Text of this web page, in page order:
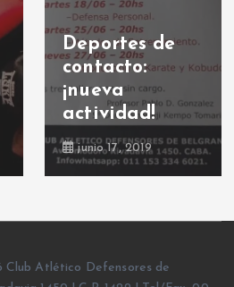
Deportes de
contacto:
¡nueva
actividad!
junio 17, 2019
Atlético Defensores de